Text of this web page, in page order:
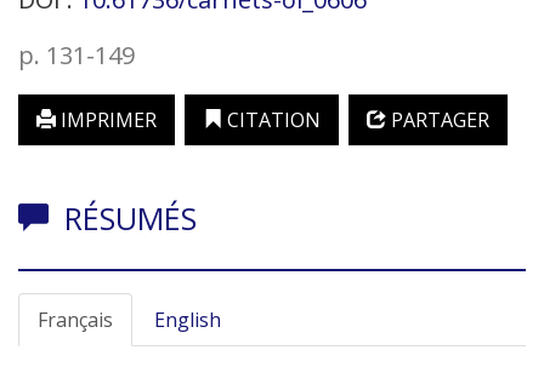
p. 131-149
IMPRIMER CITATION PARTAGER
RÉSUMÉS
Français English